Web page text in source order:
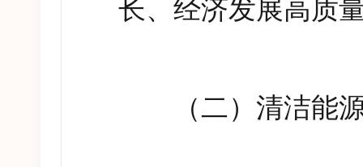
长、经济发展高质
（二）清洁能源